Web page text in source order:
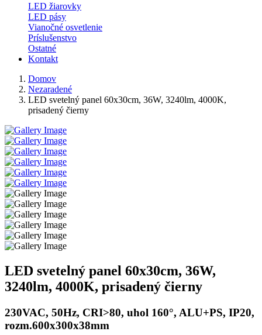
LED žiarovky
LED pásy
Vianočné osvetlenie
Príslušenstvo
Ostatné
Kontakt
Domov
Nezaradené
LED svetelný panel 60x30cm, 36W, 3240lm, 4000K,
prisadený čierny
LED svetelný panel 60x30cm, 36W,
3240lm, 4000K, prisadený čierny
230VAC, 50Hz, CRI>80, uhol 160°, ALU+PS, IP20,
rozm.600x300x38mm